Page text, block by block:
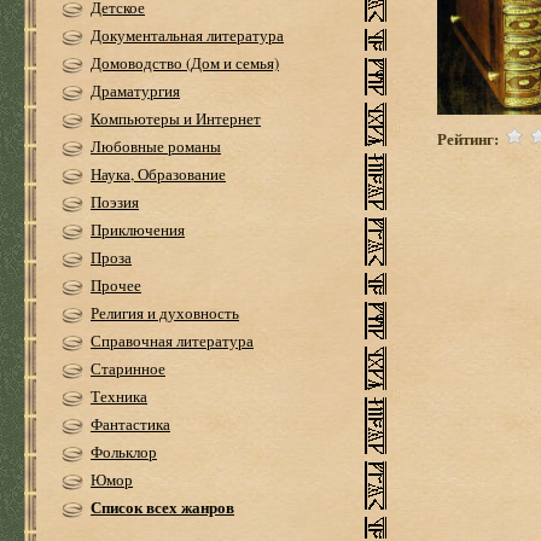
Детское
Документальная литература
Домоводство (Дом и семья)
Драматургия
Компьютеры и Интернет
Любовные романы
Наука, Образование
Поэзия
Приключения
Проза
Прочее
Религия и духовность
Справочная литература
Старинное
Техника
Фантастика
Фольклор
Юмор
Список всех жанров
Рейтинг: